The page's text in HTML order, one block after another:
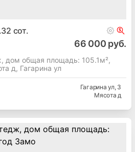
сот.
66 000 руб.
дом общая площадь: 105.1м²,
д, Гагарина ул
Гагарина ул, 3
Мясота д